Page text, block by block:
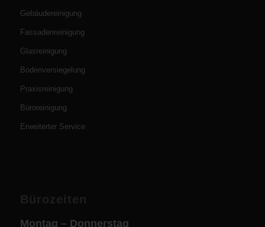
Gebäudereinigung
Fassadenreinigung
Glasreinigung
Bodenversiegelung
Praxisreinigung
Büroreinigung
Erweiterter Service
Montag – Donnerstag